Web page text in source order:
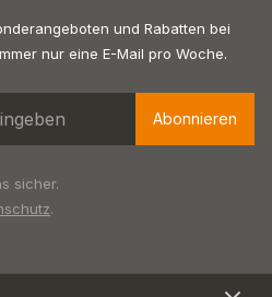
und Rabatten bei
nur eine E-Mail pro Woche.
Abonnieren
sicher.
.